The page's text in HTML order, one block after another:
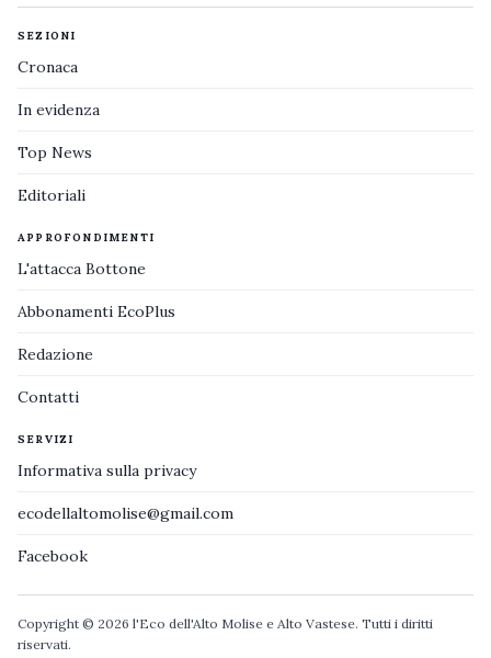
SEZIONI
Cronaca
In evidenza
Top News
Editoriali
APPROFONDIMENTI
L'attacca Bottone
Abbonamenti EcoPlus
Redazione
Contatti
SERVIZI
Informativa sulla privacy
ecodellaltomolise@gmail.com
Facebook
Copyright © 2026 l'Eco dell'Alto Molise e Alto Vastese. Tutti i diritti
riservati.